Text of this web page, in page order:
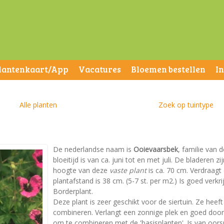
App Vacatures Bloemen bestellen
Alle planten Zoek op tuintype
De nederlandse naam is Ooievaarsbek, familie van
bloeitijd is van ca. juni tot en met juli. De bladeren
hoogte van deze vaste plantis ca. 70 cm.
plantafstand is 38 cm. (5-7 st. per m2.) Is goed
Borderplant.
Deze plant is zeer geschikt voor de siertuin. Ze
combineren. Verlangt een zonnige plek en goed